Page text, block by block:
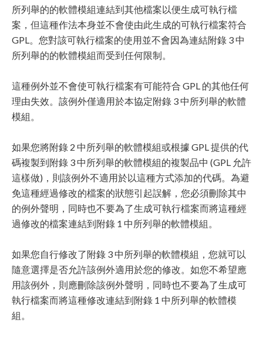
所列舉的的軟體模組連結到其他檔案以便生成可執行檔
案，但這種作法本身並不會使由此生成的可執行檔案符合
GPL。您對該可執行檔案的使用並不會因為連結附錄 3 中
所列舉的的軟體模組而受到任何限制。
這種例外並不會使可執行檔案有可能符合 GPL 的其他任何
理由失效。該例外僅適用於本協定附錄 3 中所列舉的軟體
模組。
如果您將附錄 2 中所列舉的軟體模組或根據 GPL 提供的代
碼複製到附錄 3 中所列舉的軟體模組的複製品中 (GPL 允許
這樣做)，則該例外不適用於以這種方式添加的代碼。為避
免這種經過修改的檔案的狀態引起誤解，您必須刪除其中
的例外聲明，同時也不要為了生成可執行檔案而將這種經
過修改的檔案連結到附錄 1 中所列舉的軟體模組。
如果您自行修改了附錄 3 中所列舉的軟體模組，您就可以
隨意選擇是否允許該例外適用於您的修改。如您不希望應
用該例外，則應刪除該例外聲明，同時也不要為了生成可
執行檔案而將這種修改連結到附錄 1 中所列舉的軟體模
組。